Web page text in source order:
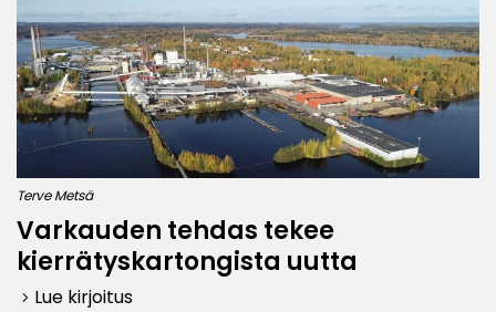
Terve Metsä
Varkauden tehdas tekee
kierrätyskartongista uutta
keyboard_arrow_right Lue kirjoitus